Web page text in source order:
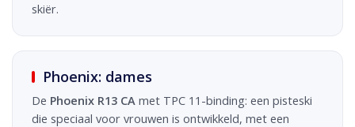
skiër.
Phoenix: dames
De Phoenix R13 CA met TPC 11-binding: een pisteski
die speciaal voor vrouwen is ontwikkeld, met een